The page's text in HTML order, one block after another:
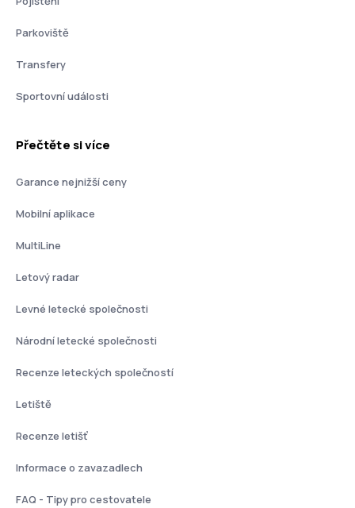
Parkoviště
Transfery
Sportovní události
Přečtěte si více
Garance nejnižší ceny
Mobilní aplikace
MultiLine
Letový radar
Levné letecké společnosti
Národní letecké společnosti
Recenze leteckých společností
Letiště
Recenze letišť
Informace o zavazadlech
FAQ - Tipy pro cestovatele